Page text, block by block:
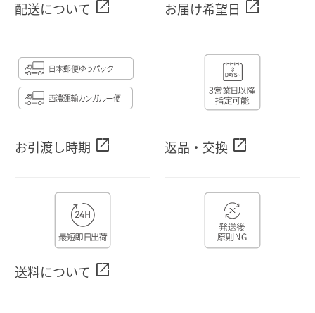
配送について open_in_new お届け希望日 open_in_new
お引渡し時期 open_in_new 返品・交換 open_in_new
送料について open_in_new